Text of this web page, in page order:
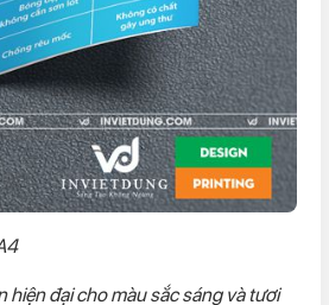
đại cho màu sắc sáng và tươi